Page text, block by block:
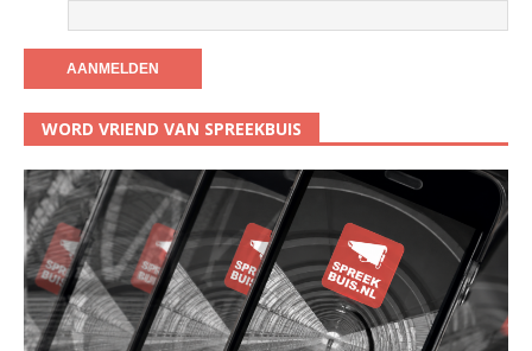
WORD VRIEND VAN SPREEKBUIS